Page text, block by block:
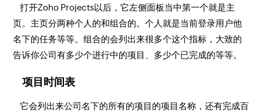
打开Zoho Projects以后，它左侧面板当中第一个就是主
页。主页分两种个人的和组合的。个人就是当前登录用户他
名下的任务等等。组合的会列出来很多个这个指标，大致的
告诉你公司有多少个进行中的项目、多少个已完成的等等。
项目时间表
它会列出来公司名下的所有的项目的项目名称，还有完成百